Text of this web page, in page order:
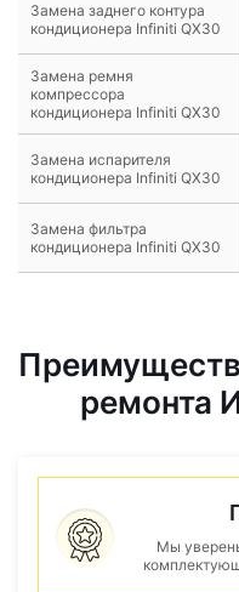
Замена заднего контура
кондиционера Infiniti QX30
Замена ремня
компрессора
кондиционера Infiniti QX30
Замена испарителя
кондиционера Infiniti QX30
Замена фильтра
кондиционера Infiniti QX30
ремонта
Мы